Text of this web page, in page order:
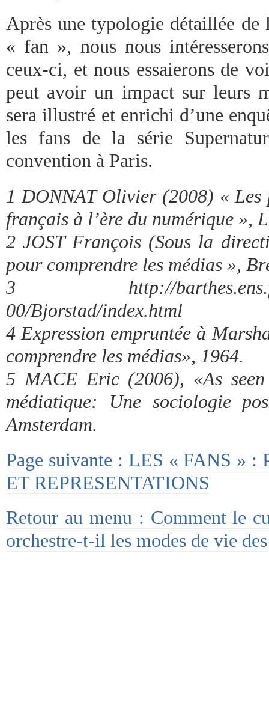
Après une typologie détaillée
« fan », nous nous
ceux-ci, et nous essaierons de
peut avoir un impact sur leurs
sera illustré et enrichi d’une
les fans de la série
convention à Paris.
1 DONNAT Olivier (2008) « Les
français à l’ère du numérique »,
2 JOST François (Sous la
pour comprendre les médias »,
3 http://barthes.ens.fr/
00/Bjorstad/index.html
4 Expression empruntée à
comprendre les médias», 1964.
5 MACE Eric (2006), «As
médiatique: Une sociologie
Amsterdam.
Page suivante : LES « FANS »
ET REPRESENTATIONS
Retour au menu : Comment le
orchestre-t-il les modes de vie